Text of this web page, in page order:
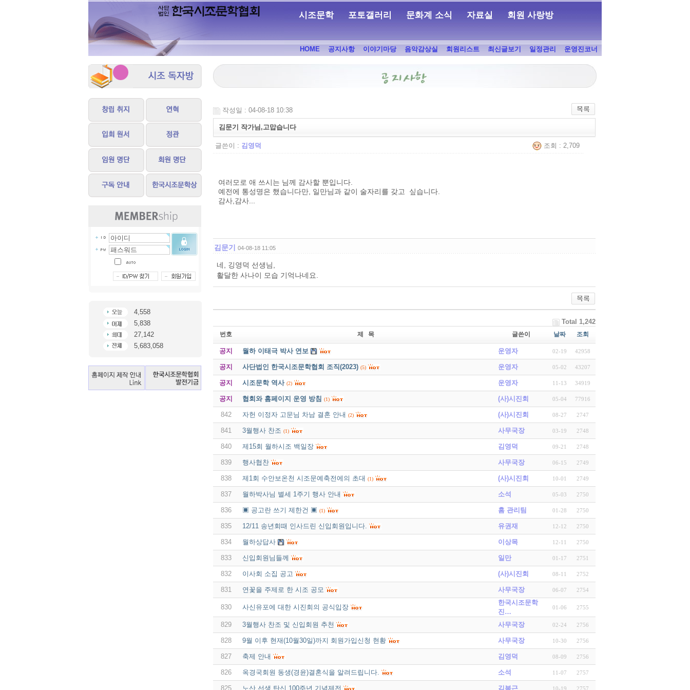
시조문학 포토갤러리 문화계 소식 자료실 회원 사랑방
HOME 공지사항 이야기마당 음악감상실 회원리스트 최신글보기 일정관리 운영진코너
4,558
5,838
27,142
5,683,058
작성일 : 04-08-18 10:38
김문기 작가님,고맙습니다
글쓴이 : 김영덕 조회 : 2,709
여러모로 애 쓰시는 님께 감사할 뿐입니다.
예전에 통성명은 했습니다만, 일만님과 같이 술자리를 갖고 싶습니다.
감사,감사...
김문기 04-08-18 11:05
네, 깅영덕 선생님,
활달한 사나이 모습 기억나네요.
Total 1,242
번호 제 목 글쓴이 날짜 조회
공지 월하 이태극 박사 연보 운영자 02-19 42958
공지 사단법인 한국시조문학협회 조직(2023) (5) 운영자 05-02 43207
공지 시조문학 역사 (2) 운영자 11-13 34919
공지 협회와 홈페이지 운영 방침 (1) (사)시진회 05-04 77916
842 자헌 이정자 고문님 차남 결혼 안내 (2) (사)시진회 08-27 2747
841 3월행사 찬조 (1) 사무국장 03-19 2748
840 제15회 월하시조 백일장 김영덕 09-21 2748
839 행사협찬 사무국장 06-15 2749
838 제1회 수안보온천 시조문예축전에의 초대 (1) (사)시진회 10-01 2749
837 월하박사님 별세 1주기 행사 안내 소석 05-03 2750
836 ▣ 공고란 쓰기 제한건 ▣ (1) 홈 관리팀 01-28 2750
835 12/11 송년회때 인사드린 신입회원입니다. 유권재 12-12 2750
834 월하상답사 이상목 12-11 2750
833 신입회원님들께 일만 01-17 2751
832 이사회 소집 공고 (사)시진회 08-11 2752
831 연꽃을 주제로 한 시조 공모 사무국장 06-07 2754
830 사신유포에 대한 시진회의 공식입장
한국시조문학
진…
01-06 2755
829 3월행사 찬조 및 신입회원 추천 사무국장 02-24 2756
828 9월 이후 현재(10월30일)까지 회원가입신청 현황 사무국장 10-30 2756
827 축제 안내 김영덕 08-09 2756
826 옥경국회원 동생(경윤)결혼식을 알려드립니다. 소석 11-07 2757
825 노산 선생 탄신 100주년 기념제전 김복근 10-19 2757